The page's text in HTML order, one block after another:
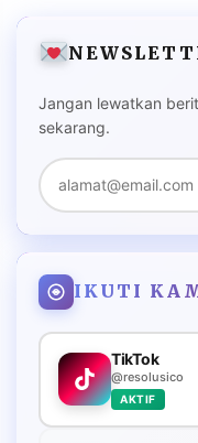
Jangan lewatkan
sekarang.
IKUTI
TikTok
@resolusico
AKTIF